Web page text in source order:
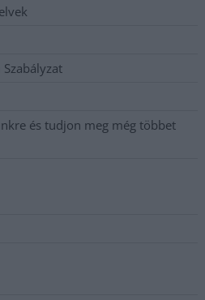
és tudjon meg még többet